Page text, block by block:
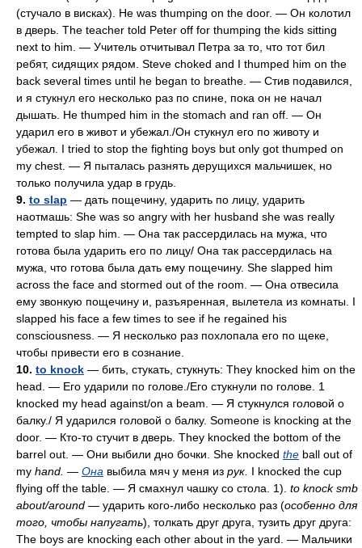
(стучало в висках). Не was thumping on the door. — Он колотил
в дверь. The teacher told Peter off for thumping the kids sitting
next to him. — Учитель отчитывал Петра за то, что тот бил
ребят, сидящих рядом. Steve choked and I thumped him on the
back several times until he began to breathe. — Стив подавился,
и я стукнул его несколько раз по спине, пока он не начал
дышать. Не thumped him in the stomach and ran off. — Он
ударил его в живот и убежал./Он стукнул его по животу и
убежал. I tried to stop the fighting boys but only got thumped on
my chest. — Я пыталась разнять дерущихся мальчишек, но
только получила удар в грудь.
9. to slap — дать пощечину, ударить по лицу, ударить
наотмашь: She was so angry with her husband she was really
tempted to slap him. — Она так рассердилась на мужа, что
готова была ударить его по лицу/ Она так рассердилась на
мужа, что готова была дать ему пощечину. She slapped him
across the face and stormed out of the room. — Она отвесила
ему звонкую пощечину и, разъяренная, вылетела из комнаты. I
slapped his face a few times to see if he regained his
consciousness. — Я несколько раз похлопала его по щеке,
чтобы привести его в сознание.
10. to knock — бить, стукать, стукнуть: They knocked him on the
head. — Его ударили по голове./Его стукнули по голове. 1
knocked my head against/on a beam. — Я стукнулся головой о
балку./ Я ударился головой о балку. Someone is knocking at the
door. — Кто-то стучит в дверь. They knocked the bottom of the
barrel out. — Они выбили дно бочки. She knocked the ball out of
my hand. — Она выбила мяч у меня из рук. I knocked the cup
flying off the table. — Я смахнул чашку со стола. 1). to knock smb
about/around — ударить кого-либо несколько раз (особенно для
того, чтобы напугать), толкать друг друга, тузить друг друга:
The boys are knocking each other about in the yard. — Мальчики